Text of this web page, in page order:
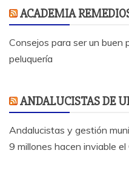
ACADEMIA
Consejos para ser un
peluquería
ANDALUCISTAS DE
Andalucistas y gestión
9 millones hacen inviable el